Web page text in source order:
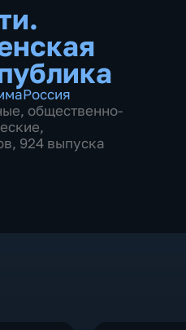
Россия
, общественно-
,
924 выпуска